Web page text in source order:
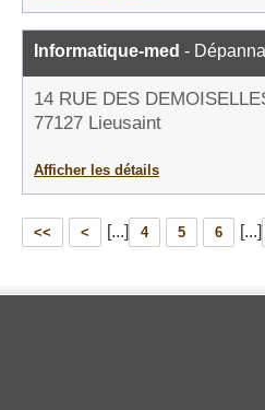
Informatique-med -
14 RUE DES
77127 Lieusaint
Afficher les détails
<< < [...] 4 5 6 [...]